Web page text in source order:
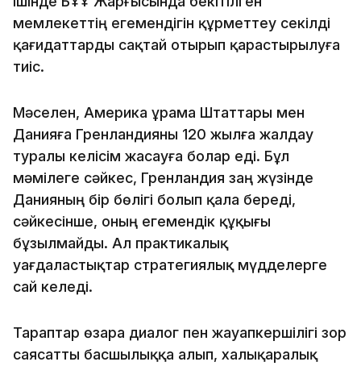
мемлекеттің егемендігін құрметтеу секілді
қағидаттарды сақтай отырып қарастырылуға
тиіс.
Мәселен, Америка Құрама Штаттары мен
Данияға Гренландияны 120 жылға жалдау
туралы келісім жасауға болар еді. Бұл
мәмілеге сәйкес, Гренландия заң жүзінде
Данияның бір бөлігі болып қала береді,
сәйкесінше, оның егемендік құқығы
бұзылмайды. Ал практикалық
уағдаластықтар стратегиялық мүдделерге
сай келеді.
Тараптар өзара диалог пен жауапкершілігі зор
саясатты басшылыққа алып, халықаралық